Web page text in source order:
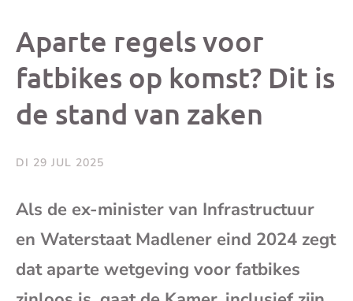
bericht
op
bericht
op
bericht
Aparte regels voor
fatbikes op komst? Dit is
de stand van zaken
DI 29 JUL 2025
Als de ex-minister van Infrastructuur
en Waterstaat Madlener eind 2024 zegt
dat aparte wetgeving voor fatbikes